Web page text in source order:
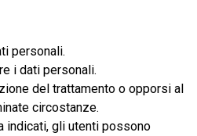
personali.
i dati personali.
del trattamento o opporsi al
circostanze.
indicati, gli utenti possono